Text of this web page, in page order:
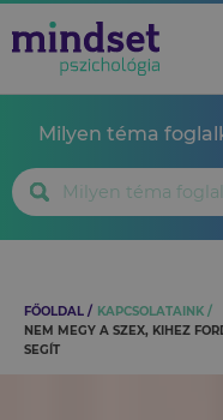
Milyen téma
FŐOLDAL
KAPCSOLATAINK
NEM MEGY A SZEX, KIHEZ
SEGÍT